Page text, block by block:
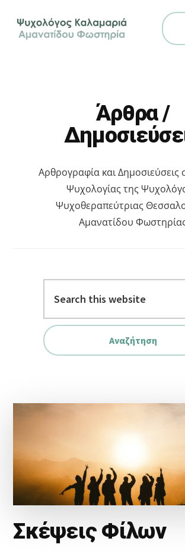
primary
footer
menu
Ψυχολόγος
στην
Συμπεριφορική
Ψυχοθεραπεία
Άρθρα /
Αρθρογραφία και Δημοσιεύσεις
Ψυχολογίας της
Ψυχοθεραπεύτριας
Αμανατίδου
website
Σκέψεις Φίλων